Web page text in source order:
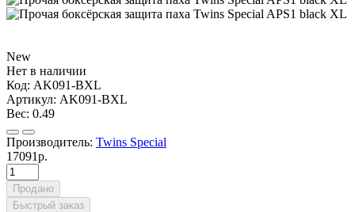
New
Нет в наличии
Код: AK091-BXL
Артикул: AK091-BXL
Вес: 0.49
Производитель: Twins Special
17091р.
Продано
Быстрый заказ